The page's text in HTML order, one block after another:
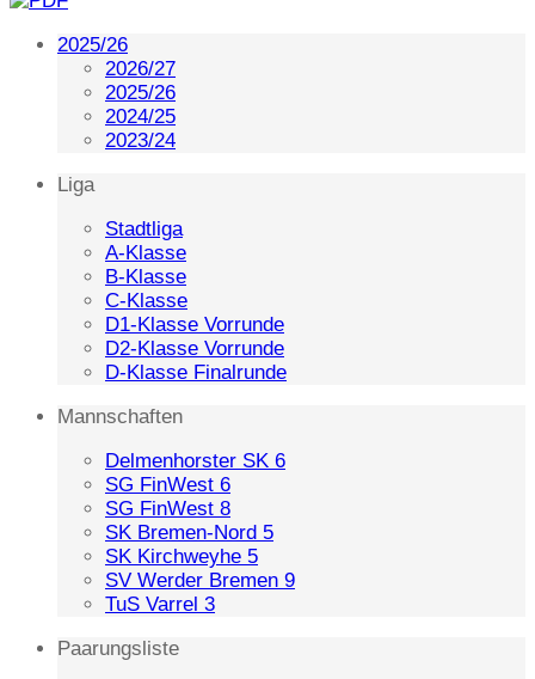
2025/26
2026/27
2025/26
2024/25
2023/24
Liga
Stadtliga
A-Klasse
B-Klasse
C-Klasse
D1-Klasse Vorrunde
D2-Klasse Vorrunde
D-Klasse Finalrunde
Mannschaften
Delmenhorster SK 6
SG FinWest 6
SG FinWest 8
SK Bremen-Nord 5
SK Kirchweyhe 5
SV Werder Bremen 9
TuS Varrel 3
Paarungsliste